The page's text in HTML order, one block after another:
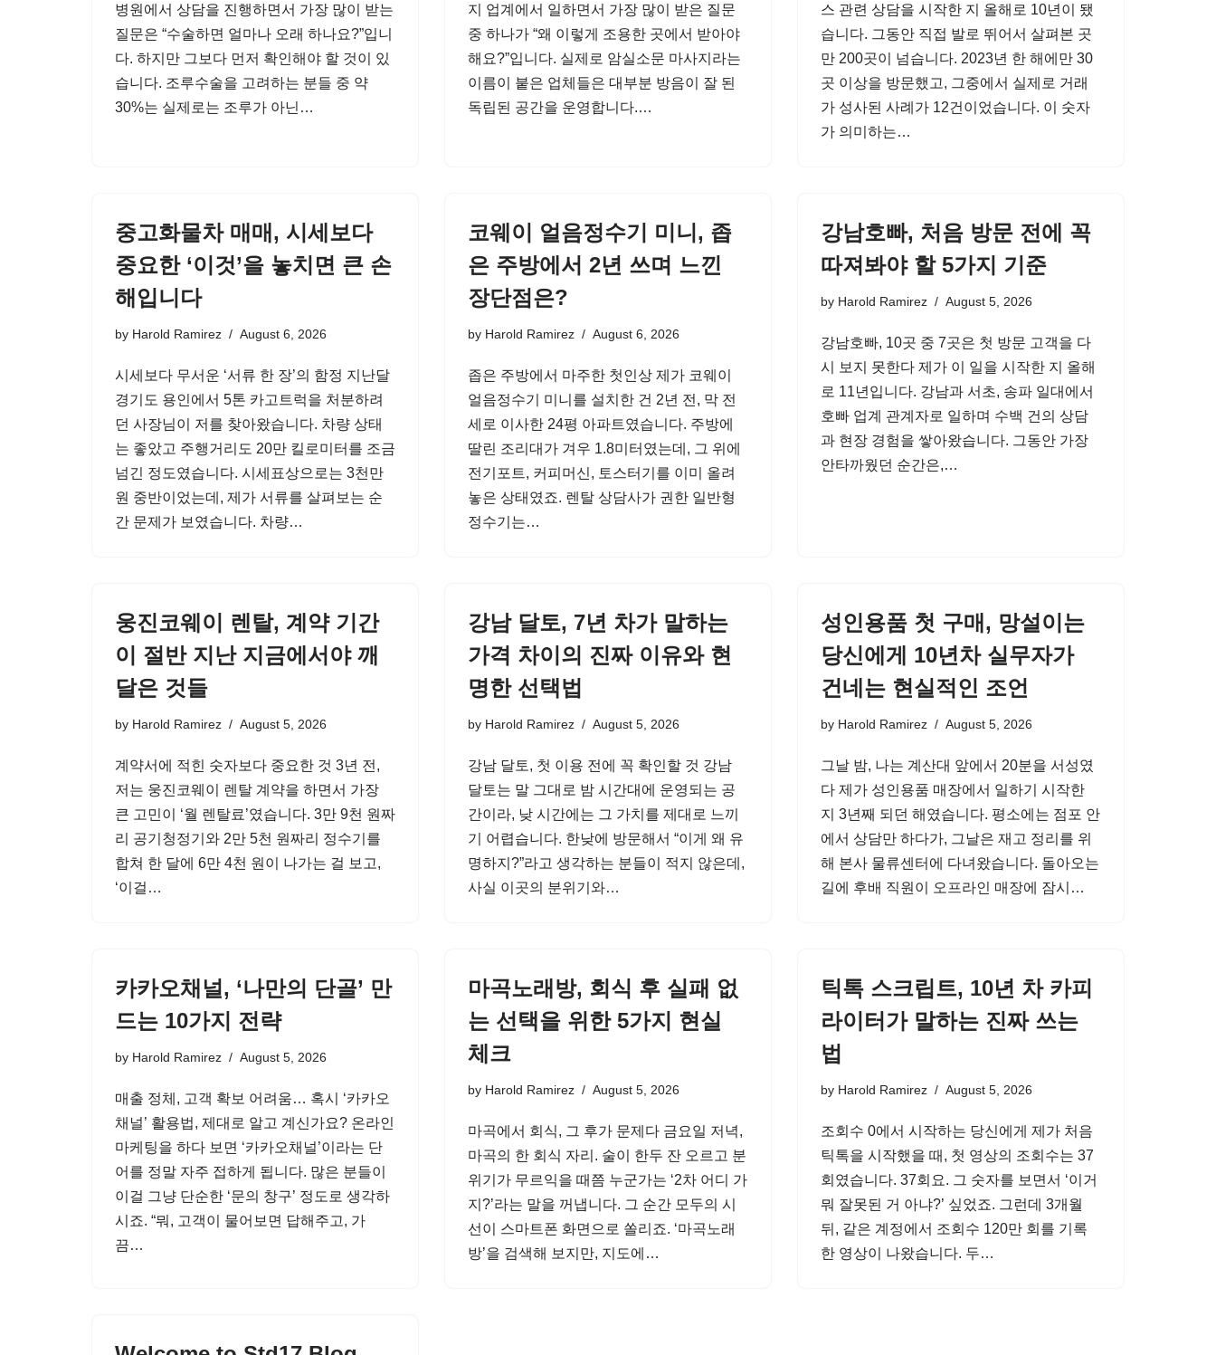
병원에서 상담을 진행하면서 가장 많이 받는
질문은 “수술하면 얼마나 오래 하나요?”입니
다. 하지만 그보다 먼저 확인해야 할 것이 있
습니다. 조루수술을 고려하는 분들 중 약
30%는 실제로는 조루가 아닌…
지 업계에서 일하면서 가장 많이 받은 질문
중 하나가 “왜 이렇게 조용한 곳에서 받아야
해요?”입니다. 실제로 암실소문 마사지라는
이름이 붙은 업체들은 대부분 방음이 잘 된
독립된 공간을 운영합니다.…
스 관련 상담을 시작한 지 올해로 10년이 됐
습니다. 그동안 직접 발로 뛰어서 살펴본 곳
만 200곳이 넘습니다. 2023년 한 해에만 30
곳 이상을 방문했고, 그중에서 실제로 거래
가 성사된 사례가 12건이었습니다. 이 숫자
가 의미하는…
중고화물차 매매, 시세보다
중요한 ‘이것’을 놓치면 큰 손
해입니다
by Harold Ramirez August 6, 2026
시세보다 무서운 ‘서류 한 장’의 함정 지난달
경기도 용인에서 5톤 카고트럭을 처분하려
던 사장님이 저를 찾아왔습니다. 차량 상태
는 좋았고 주행거리도 20만 킬로미터를 조금
넘긴 정도였습니다. 시세표상으로는 3천만
원 중반이었는데, 제가 서류를 살펴보는 순
간 문제가 보였습니다. 차량…
코웨이 얼음정수기 미니, 좁
은 주방에서 2년 쓰며 느낀
장단점은?
by Harold Ramirez August 6, 2026
좁은 주방에서 마주한 첫인상 제가 코웨이
얼음정수기 미니를 설치한 건 2년 전, 막 전
세로 이사한 24평 아파트였습니다. 주방에
딸린 조리대가 겨우 1.8미터였는데, 그 위에
전기포트, 커피머신, 토스터기를 이미 올려
놓은 상태였죠. 렌탈 상담사가 권한 일반형
정수기는…
강남호빠, 처음 방문 전에 꼭
따져봐야 할 5가지 기준
by Harold Ramirez August 5, 2026
강남호빠, 10곳 중 7곳은 첫 방문 고객을 다
시 보지 못한다 제가 이 일을 시작한 지 올해
로 11년입니다. 강남과 서초, 송파 일대에서
호빠 업계 관계자로 일하며 수백 건의 상담
과 현장 경험을 쌓아왔습니다. 그동안 가장
안타까웠던 순간은,…
웅진코웨이 렌탈, 계약 기간
이 절반 지난 지금에서야 깨
달은 것들
by Harold Ramirez August 5, 2026
계약서에 적힌 숫자보다 중요한 것 3년 전,
저는 웅진코웨이 렌탈 계약을 하면서 가장
큰 고민이 ‘월 렌탈료’였습니다. 3만 9천 원짜
리 공기청정기와 2만 5천 원짜리 정수기를
합쳐 한 달에 6만 4천 원이 나가는 걸 보고,
‘이걸…
강남 달토, 7년 차가 말하는
가격 차이의 진짜 이유와 현
명한 선택법
by Harold Ramirez August 5, 2026
강남 달토, 첫 이용 전에 꼭 확인할 것 강남
달토는 말 그대로 밤 시간대에 운영되는 공
간이라, 낮 시간에는 그 가치를 제대로 느끼
기 어렵습니다. 한낮에 방문해서 “이게 왜 유
명하지?”라고 생각하는 분들이 적지 않은데,
사실 이곳의 분위기와…
성인용품 첫 구매, 망설이는
당신에게 10년차 실무자가
건네는 현실적인 조언
by Harold Ramirez August 5, 2026
그날 밤, 나는 계산대 앞에서 20분을 서성였
다 제가 성인용품 매장에서 일하기 시작한
지 3년째 되던 해였습니다. 평소에는 점포 안
에서 상담만 하다가, 그날은 재고 정리를 위
해 본사 물류센터에 다녀왔습니다. 돌아오는
길에 후배 직원이 오프라인 매장에 잠시…
카카오채널, ‘나만의 단골’ 만
드는 10가지 전략
by Harold Ramirez August 5, 2026
매출 정체, 고객 확보 어려움… 혹시 ‘카카오
채널’ 활용법, 제대로 알고 계신가요? 온라인
마케팅을 하다 보면 ‘카카오채널’이라는 단
어를 정말 자주 접하게 됩니다. 많은 분들이
이걸 그냥 단순한 ‘문의 창구’ 정도로 생각하
시죠. “뭐, 고객이 물어보면 답해주고, 가
끔…
마곡노래방, 회식 후 실패 없
는 선택을 위한 5가지 현실
체크
by Harold Ramirez August 5, 2026
마곡에서 회식, 그 후가 문제다 금요일 저녁,
마곡의 한 회식 자리. 술이 한두 잔 오르고 분
위기가 무르익을 때쯤 누군가는 ‘2차 어디 가
지?’라는 말을 꺼냅니다. 그 순간 모두의 시
선이 스마트폰 화면으로 쏠리죠. ‘마곡노래
방’을 검색해 보지만, 지도에…
틱톡 스크립트, 10년 차 카피
라이터가 말하는 진짜 쓰는
법
by Harold Ramirez August 5, 2026
조회수 0에서 시작하는 당신에게 제가 처음
틱톡을 시작했을 때, 첫 영상의 조회수는 37
회였습니다. 37회요. 그 숫자를 보면서 ‘이거
뭐 잘못된 거 아냐?’ 싶었죠. 그런데 3개월
뒤, 같은 계정에서 조회수 120만 회를 기록
한 영상이 나왔습니다. 두…